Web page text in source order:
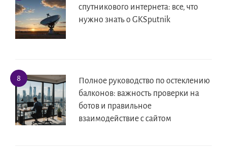
спутникового интернета: все, что
нужно знать о GKSputnik
Полное руководство по остеклению
балконов: важность проверки на
ботов и правильное
взаимодействие с сайтом